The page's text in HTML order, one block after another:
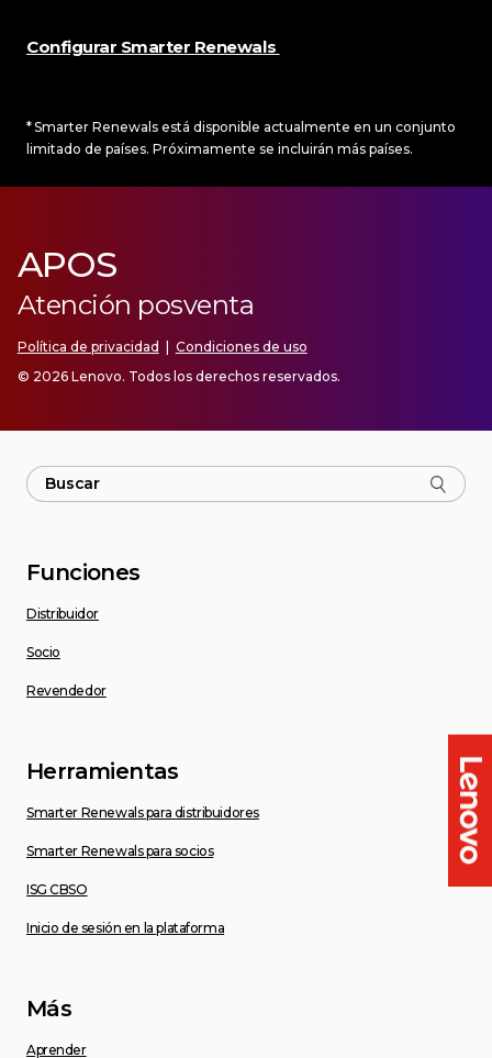
Configurar Smarter Renewals
* Smarter Renewals está disponible actualmente en un conjunto
limitado de países. Próximamente se incluirán más países.
APOS
Atención posventa
Política de privacidad
Condiciones de uso
© 2026 Lenovo. Todos los derechos reservados.
Funciones
Distribuidor
Socio
Revendedor
Herramientas
Smarter Renewals para distribuidores
Smarter Renewals para socios
ISG CBSO
Inicio de sesión en la plataforma
Más
Aprender